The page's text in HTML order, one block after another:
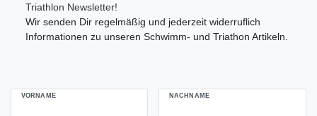
Triathlon Newsletter!
Wir senden Dir regelmäßig und jederzeit widerruflich
Informationen zu unseren Schwimm- und Triathon Artikeln.
VORNAME NACHNAME